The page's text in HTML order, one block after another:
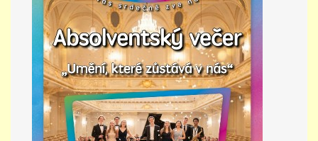
MISS VÝTVARNÝ MODEL
ZAMĚSTNÁNÍ
DOTACE